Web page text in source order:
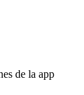
de la app